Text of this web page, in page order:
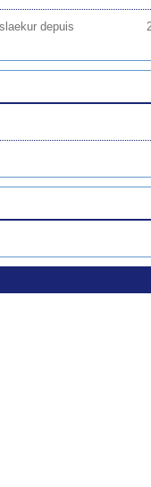
depuis